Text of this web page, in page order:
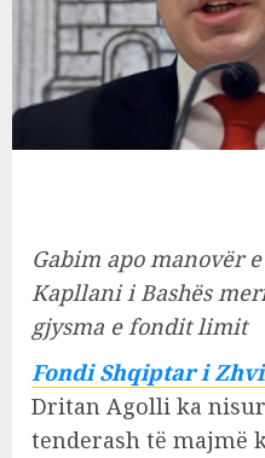
Gabim apo manovër
Kapllani i Bashës
gjysma e fondit limit
Fondi Shqiptar i
Dritan Agolli ka
tenderash të majmë